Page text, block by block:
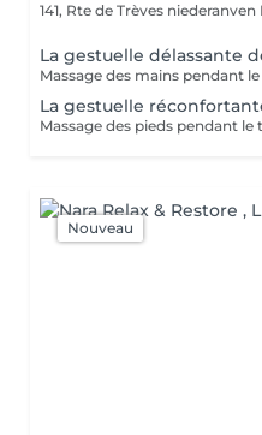
141, Rte de Trèves niederanven
La gestuelle délassante
La gestuelle
Nouveau